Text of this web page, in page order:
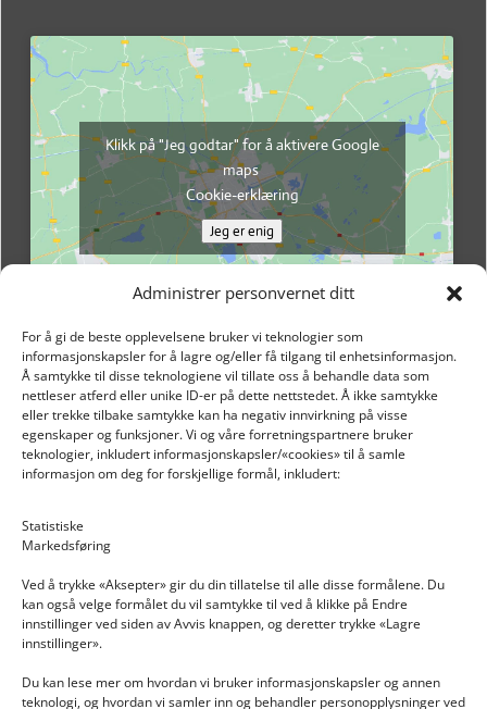
Administrer personvernet ditt
For å gi de beste opplevelsene bruker vi teknologier som
informasjonskapsler for å lagre og/eller få tilgang til enhetsinformasjon.
Å samtykke til disse teknologiene vil tillate oss å behandle data som
nettleser atferd eller unike ID-er på dette nettstedet. Å ikke samtykke
eller trekke tilbake samtykke kan ha negativ innvirkning på visse
egenskaper og funksjoner. Vi og våre forretningspartnere bruker
teknologier, inkludert informasjonskapsler/«cookies» til å samle
informasjon om deg for forskjellige formål, inkludert:
Statistiske
Markedsføring
Ved å trykke «Aksepter» gir du din tillatelse til alle disse formålene. Du
kan også velge formålet du vil samtykke til ved å klikke på Endre
innstillinger ved siden av Avvis knappen, og deretter trykke «Lagre
innstillinger».
Du kan lese mer om hvordan vi bruker informasjonskapsler og annen
teknologi, og hvordan vi samler inn og behandler personopplysninger ved
Klikk på "Jeg godtar" for å aktivere Google
maps
Cookie-erklæring
Jeg er enig
INFORMASJON